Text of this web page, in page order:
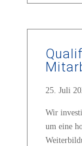
25. Juli
Wir
um eine